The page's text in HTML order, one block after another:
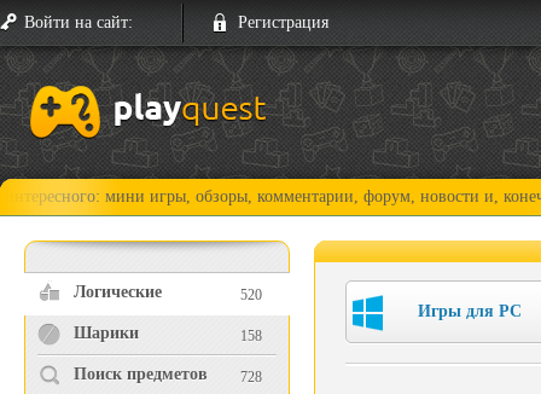
Войти на сайт: Регистрация
мини игры, обзоры, комментарии, форум, новости и, конечно,
Логические 520
Шарики 158
Поиск предметов 728
Игры для PC